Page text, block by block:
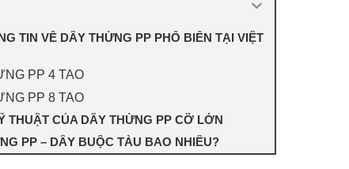
TIN VỀ DÂY THỪNG PP PHỔ BIẾN TẠI VIỆT
PP 4 TAO
PP 8 TAO
THUẬT CỦA DÂY THỪNG PP CỠ LỚN
PP – DÂY BUỘC TÀU BAO NHIÊU?